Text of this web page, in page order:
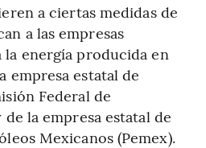
a ciertas medidas de
a las empresas
la energía producida en
empresa estatal de
Federal de
la empresa estatal de
Mexicanos (Pemex).